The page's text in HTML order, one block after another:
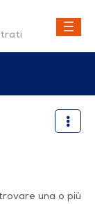
una o più